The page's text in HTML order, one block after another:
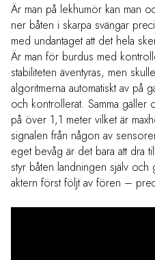
Är man på lekhumör kan man
ner båten i skarpa svängar
med undantaget att det hela
Är man för burdus med
stabiliteten äventyras, men
algoritmerna automatiskt av på
och kontrollerat. Samma gäller
på över 1,1 meter vilket är
signalen från någon av
eget bevåg är det bara att dra
styr båten landningen själv och
aktern först följt av fören –